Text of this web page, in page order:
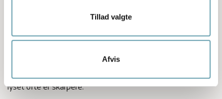
Tillad valgte
Afvis
ekstra kraftigt, fordi det reflekteres fra sneen. Det kan gøre
lyset ofte er skarpere.